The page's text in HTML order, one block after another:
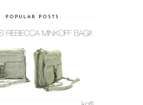
POPULAR POSTS